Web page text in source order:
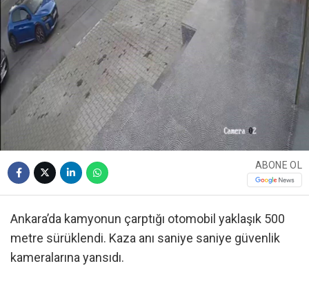
ABONE OL
Ankara’da kamyonun çarptığı otomobil yaklaşık 500
metre sürüklendi. Kaza anı saniye saniye güvenlik
kameralarına yansıdı.